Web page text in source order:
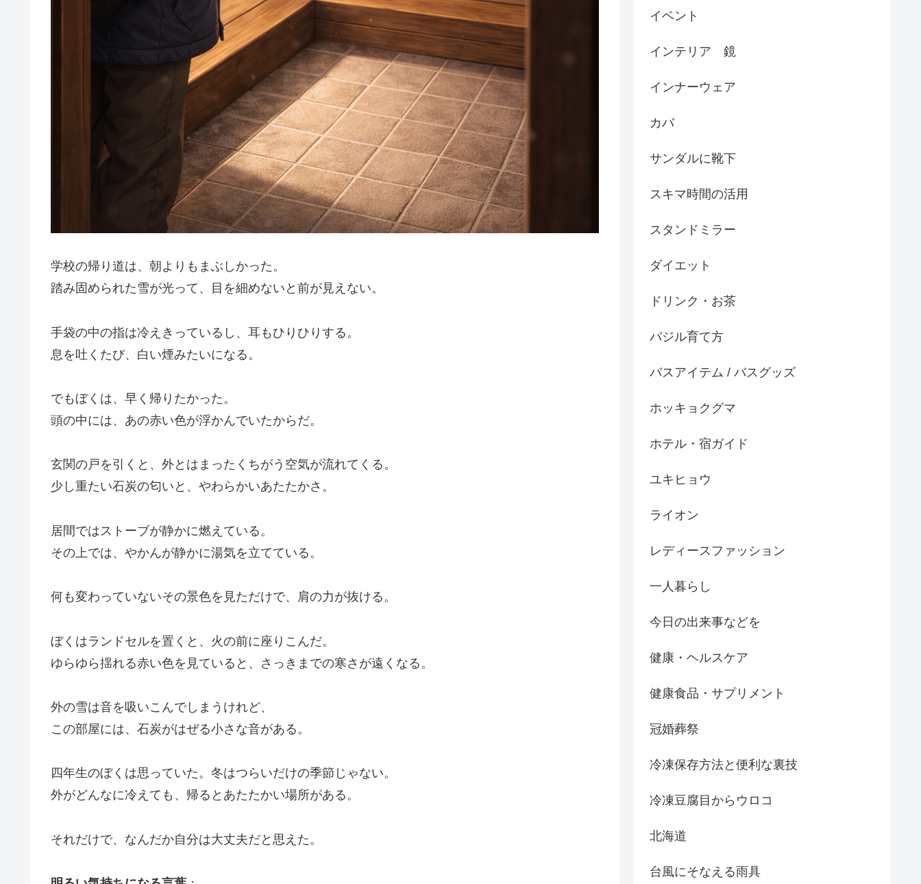
学校の帰り道は、朝よりもまぶしかった。
踏み固められた雪が光って、目を細めないと前が見えない。
手袋の中の指は冷えきっているし、耳もひりひりする。
息を吐くたび、白い煙みたいになる。
でもぼくは、早く帰りたかった。
頭の中には、あの赤い色が浮かんでいたからだ。
玄関の戸を引くと、外とはまったくちがう空気が流れてくる。
少し重たい石炭の匂いと、やわらかいあたたかさ。
居間ではストーブが静かに燃えている。
その上では、やかんが静かに湯気を立てている。
何も変わっていないその景色を見ただけで、肩の力が抜ける。
ぼくはランドセルを置くと、火の前に座りこんだ。
ゆらゆら揺れる赤い色を見ていると、さっきまでの寒さが遠くなる。
外の雪は音を吸いこんでしまうけれど、
この部屋には、石炭がはぜる小さな音がある。
四年生のぼくは思っていた。冬はつらいだけの季節じゃない。
外がどんなに冷えても、帰るとあたたかい場所がある。
それだけで、なんだか自分は大丈夫だと思えた。
イベント
インテリア 鏡
インナーウェア
カバ
サンダルに靴下
スキマ時間の活用
スタンドミラー
ダイエット
ドリンク・お茶
バジル育て方
バスアイテム / バスグッズ
ホッキョクグマ
ホテル・宿ガイド
ユキヒョウ
ライオン
レディースファッション
一人暮らし
今日の出来事などを
健康・ヘルスケア
健康食品・サプリメント
冠婚葬祭
冷凍保存方法と便利な裏技
冷凍豆腐目からウロコ
北海道
台風にそなえる雨具